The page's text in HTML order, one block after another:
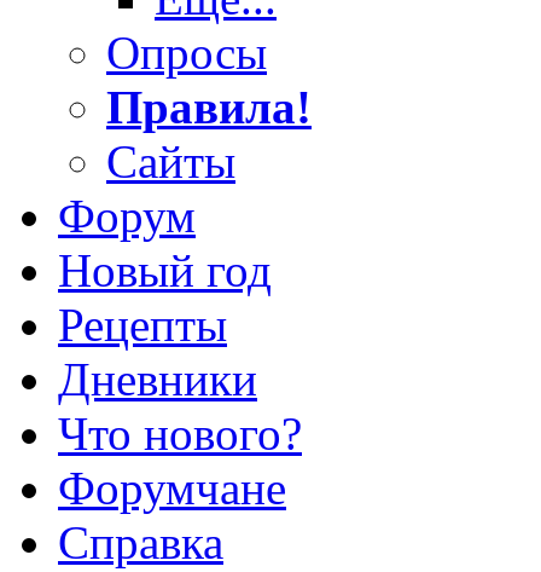
Опросы
Правила!
Сайты
Форум
Новый год
Рецепты
Дневники
Что нового?
Форумчане
Справка